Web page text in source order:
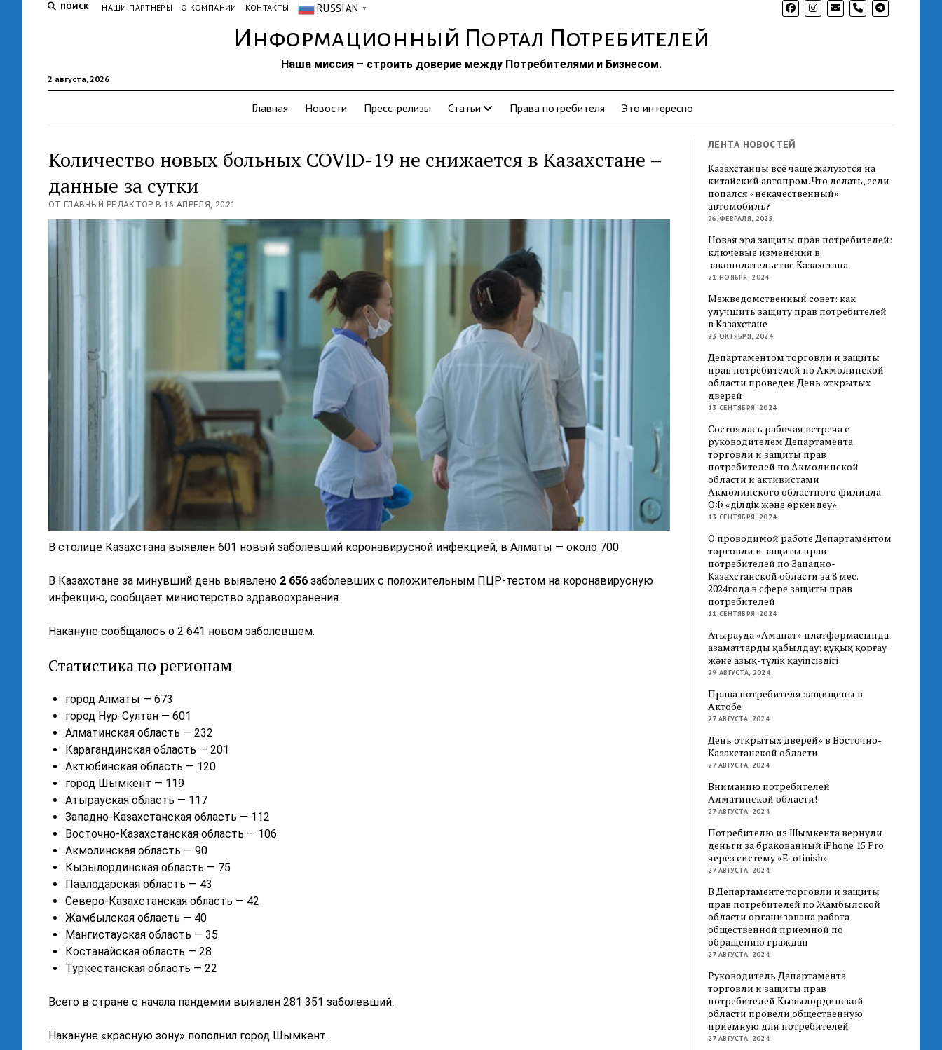
ПОИСК НАШИ ПАРТНЁРЫ О КОМПАНИИ КОНТАКТЫ RUSSIAN ▼ phone
Информационный Портал Потребителей
2 августа, 2026
Наша миссия – строить доверие между Потребителями и Бизнесом.
Главная Новости Пресс-релизы Статьи Права потребителя Это интересно
Количество новых больных COVID-19 не снижается в Казахстане –
данные за сутки
ОТ ГЛАВНЫЙ РЕДАКТОР В 16 АПРЕЛЯ, 2021
В столице Казахстана выявлен 601 новый заболевший коронавирусной инфекцией, в Алматы — около 700
В Казахстане за минувший день выявлено 2 656заболевших с положительным ПЦР-тестом на коронавирусную
инфекцию, сообщает министерство здравоохранения.
Накануне сообщалось о 2 641 новом заболевшем.
Статистика по регионам
город Алматы — 673
город Нур-Султан — 601
Алматинская область — 232
Карагандинская область — 201
Актюбинская область — 120
город Шымкент — 119
Атырауская область — 117
Западно-Казахстанская область — 112
Восточно-Казахстанская область — 106
Акмолинская область — 90
Кызылординская область — 75
Павлодарская область — 43
Северо-Казахстанская область — 42
Жамбылская область — 40
Мангистауская область — 35
Костанайская область — 28
Туркестанская область — 22
Всего в стране с начала пандемии выявлен 281 351 заболевший.
Накануне «красную зону» пополнил город Шымкент.
ЛЕНТА НОВОСТЕЙ
Казахстанцы всё чаще жалуются на
китайский автопром. Что делать, если
попался «некачественный»
автомобиль?
26 ФЕВРАЛЯ, 2025
Новая эра защиты прав потребителей:
ключевые изменения в
законодательстве Казахстана
21 НОЯБРЯ, 2024
Межведомственный совет: как
улучшить защиту прав потребителей
в Казахстане
23 ОКТЯБРЯ, 2024
Департаментом торговли и защиты
прав потребителей по Акмолинской
области проведен День открытых
дверей
13 СЕНТЯБРЯ, 2024
Состоялась рабочая встреча с
руководителем Департамента
торговли и защиты прав
потребителей по Акмолинской
области и активистами
Акмолинского областного филиала
ОФ «Әділдік және өркендеу»
13 СЕНТЯБРЯ, 2024
О проводимой работе Департаментом
торговли и защиты прав
потребителей по Западно-
Казахстанской области за 8 мес.
2024года в сфере защиты прав
потребителей
11 СЕНТЯБРЯ, 2024
Атырауда «Аманат» платформасында
азаматтарды қабылдау: құқық қорғау
және азық-түлік қауіпсіздігі
29 АВГУСТА, 2024
Права потребителя защищены в
Актобе
27 АВГУСТА, 2024
День открытых дверей» в Восточно-
Казахстанской области
27 АВГУСТА, 2024
Вниманию потребителей
Алматинской области!
27 АВГУСТА, 2024
Потребителю из Шымкента вернули
деньги за бракованный iPhone 15 Pro
через систему «E-otinish»
27 АВГУСТА, 2024
В Департаменте торговли и защиты
прав потребителей по Жамбылской
области организована работа
общественной приемной по
обращению граждан
27 АВГУСТА, 2024
Руководитель Департамента
торговли и защиты прав
потребителей Кызылординской
области провели общественную
приемную для потребителей
27 АВГУСТА, 2024